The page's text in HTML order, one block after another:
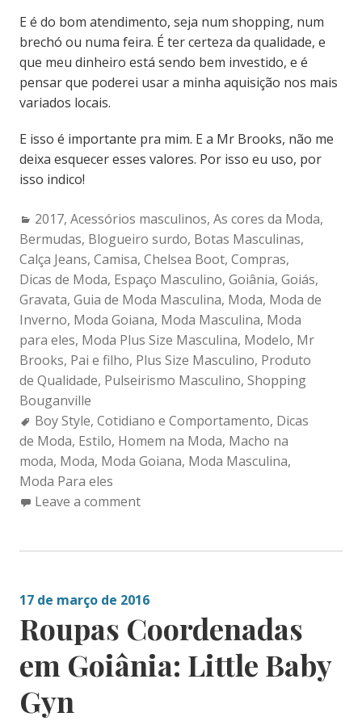
E é do bom atendimento, seja num shopping, num
brechó ou numa feira. É ter certeza da qualidade, e
que meu dinheiro está sendo bem investido, e é
pensar que poderei usar a minha aquisição nos mais
variados locais.
E isso é importante pra mim. E a Mr Brooks, não me
deixa esquecer esses valores. Por isso eu uso, por
isso indico!
Categories:
2017, Acessórios masculinos, As cores da Moda,
Bermudas, Blogueiro surdo, Botas Masculinas,
Calça Jeans, Camisa, Chelsea Boot, Compras,
Dicas de Moda, Espaço Masculino, Goiânia, Goiás,
Gravata, Guia de Moda Masculina, Moda, Moda de
Inverno, Moda Goiana, Moda Masculina, Moda
para eles, Moda Plus Size Masculina, Modelo, Mr
Brooks, Pai e filho, Plus Size Masculino, Produto
de Qualidade, Pulseirismo Masculino, Shopping
Bouganville
Tags:
Boy Style, Cotidiano e Comportamento, Dicas
de Moda, Estilo, Homem na Moda, Macho na
moda, Moda, Moda Goiana, Moda Masculina,
Moda Para eles
Leave a comment
17 de março de 2016
Roupas Coordenadas
em Goiânia: Little Baby
Gyn